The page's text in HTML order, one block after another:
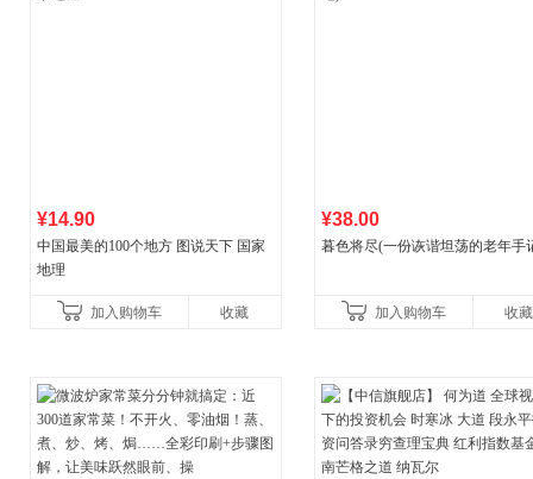
¥14.90
中国最美的100个地方 图说天下 国家
地理
加入购物车 收藏
¥38.00
暮色将尽(一份诙谐坦荡的老年手
加入购物车 收藏